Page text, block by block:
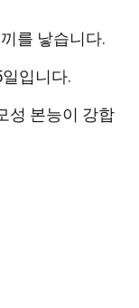
를 낳습니다.
입니다.
성 본능이 강합